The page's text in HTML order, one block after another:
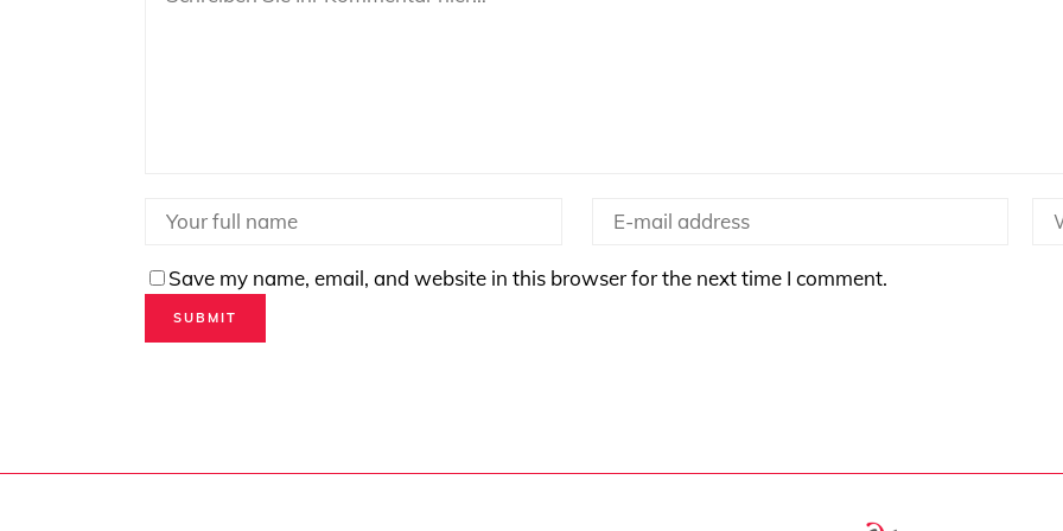
Save my name, email, and website in this browser for the next time I comment.